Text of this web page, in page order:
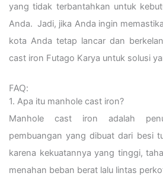
yang tidak terbantahkan untuk
Anda. Jadi, jika Anda ingin
kota Anda tetap lancar dan
cast iron Futago Karya untuk solusi
FAQ:
1. Apa itu manhole cast iron?
Manhole cast iron adalah
pembuangan yang dibuat dari besi
karena kekuatannya yang tinggi,
menahan beban berat lalu lintas